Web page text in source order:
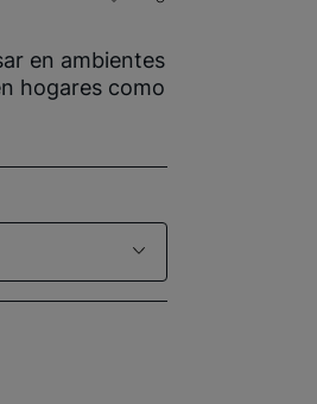
en ambientes
hogares como